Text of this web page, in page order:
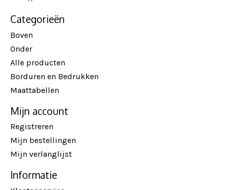
Categorieën
Boven
Onder
Alle producten
Borduren en Bedrukken
Maattabellen
Mijn account
Registreren
Mijn bestellingen
Mijn verlanglijst
Informatie